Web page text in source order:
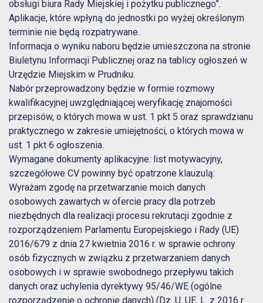
obsługi biura Rady Miejskiej i pożytku publicznego”.
Aplikacje, które wpłyną do jednostki po wyżej określonym
terminie nie będą rozpatrywane.
Informacja o wyniku naboru będzie umieszczona na stronie
Biuletynu Informacji Publicznej oraz na tablicy ogłoszeń w
Urzędzie Miejskim w Prudniku.
Nabór przeprowadzony będzie w formie rozmowy
kwalifikacyjnej uwzględniającej weryfikację znajomości
przepisów, o których mowa w ust. 1 pkt 5 oraz sprawdzianu
praktycznego w zakresie umiejętności, o których mowa w
ust. 1 pkt 6 ogłoszenia.
Wymagane dokumenty aplikacyjne: list motywacyjny,
szczegółowe CV powinny być opatrzone klauzulą:
Wyrażam zgodę na przetwarzanie moich danych
osobowych zawartych w ofercie pracy dla potrzeb
niezbędnych dla realizacji procesu rekrutacji zgodnie z
rozporządzeniem Parlamentu Europejskiego i Rady (UE)
2016/679 z dnia 27 kwietnia 2016 r. w sprawie ochrony
osób fizycznych w związku z przetwarzaniem danych
osobowych i w sprawie swobodnego przepływu takich
danych oraz uchylenia dyrektywy 95/46/WE (ogólne
rozporządzenie o ochronie danych) (Dz. U. UE. L. z 2016 r.